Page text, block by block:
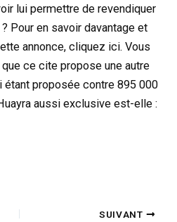
lui permettre de revendiquer
Pour en savoir davantage et
annonce, cliquez ici. Vous
ce cite propose une autre
étant proposée contre 895 000
aussi exclusive est-elle :
SUIVANT